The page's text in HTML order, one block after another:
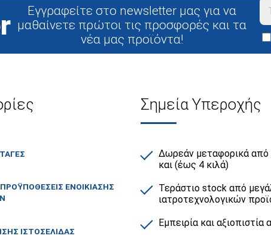
Εγγραφείτε στο newsletter μας για να
μαθαίνετε πρώτοι τις προσφορές και τα
νέα μας προϊόντα!
ΠΡΟΫΠΟΘΕΣΕΙΣ ΕΝΟΙΚΙΑΣΗΣ
ΙΣΤΟΣΕΛΙΔΑΣ
Σημεία Υπεροχής
Δωρεάν μεταφορικά από
και (έως 4 κιλά)
Τεράστιο stock από
ιατροτεχνολογικών
Εμπειρία και